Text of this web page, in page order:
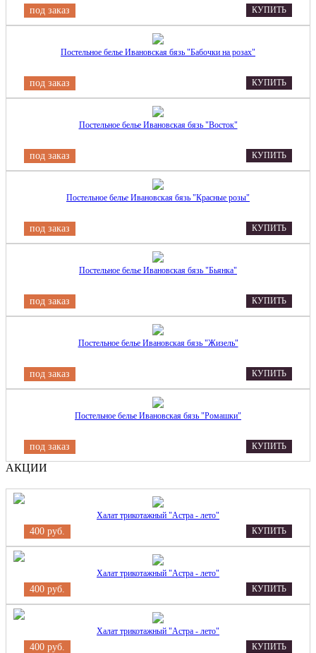
под заказ КУПИТЬ
Постельное белье Ивановская бязь "Бабочки на розах"
под заказ КУПИТЬ
Постельное белье Ивановская бязь "Восток"
под заказ КУПИТЬ
Постельное белье Ивановская бязь "Красные розы"
под заказ КУПИТЬ
Постельное белье Ивановская бязь "Бьянка"
под заказ КУПИТЬ
Постельное белье Ивановская бязь "Жизель"
под заказ КУПИТЬ
Постельное белье Ивановская бязь "Ромашки"
под заказ КУПИТЬ
АКЦИИ
Халат трикотажный "Астра - лето"
400 руб. КУПИТЬ
Халат трикотажный "Астра - лето"
400 руб. КУПИТЬ
Халат трикотажный "Астра - лето"
400 руб. КУПИТЬ